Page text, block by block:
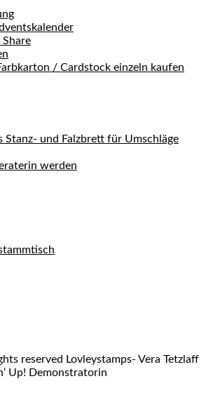
Share
/ Cardstock einzeln kaufen
Stanz- und Falzbrett für Umschläge
werden
reserved Lovleystamps- Vera Tetzlaff
Up! Demonstratorin